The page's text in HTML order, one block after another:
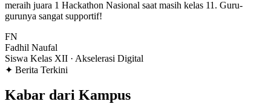
meraih juara 1 Hackathon Nasional saat masih kelas 11. Guru-
gurunya sangat supportif!
FN
Fadhil Naufal
Siswa Kelas XII · Akselerasi Digital
✦ Berita Terkini
Kabar dari Kampus